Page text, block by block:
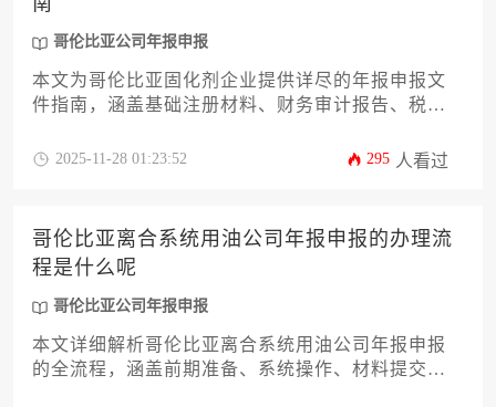
哥伦比亚公司年报申报
本文为哥伦比亚固化剂企业提供详尽的年报申报文
件指南，涵盖基础注册材料、财务审计报告、税务
监管局（Superintendencia de Sociedades）最新申报
低申报风险。
2025-11-28 01:23:52 295 人看过
哥伦比亚离合系统用油公司年报申报的办理流
程是什么呢
哥伦比亚公司年报申报
本文详细解析哥伦比亚离合系统用油公司年报申报
的全流程，涵盖前期准备、系统操作、材料提交及